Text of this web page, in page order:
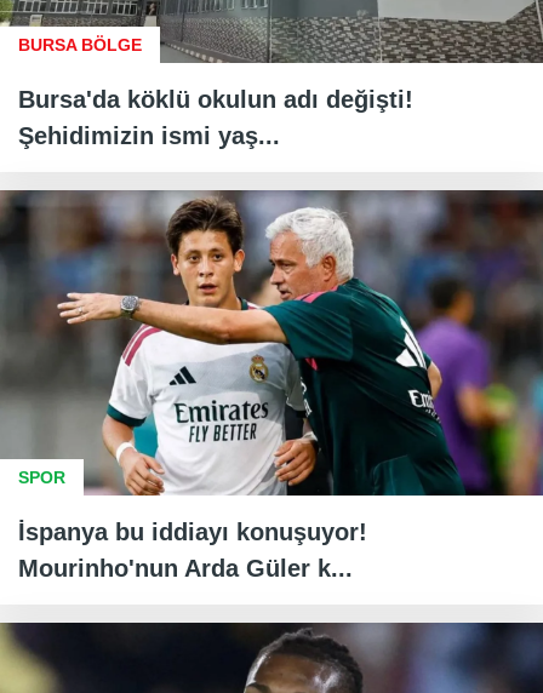
BURSA BÖLGE
Bursa'da köklü okulun adı değişti!
Şehidimizin ismi yaş...
SPOR
İspanya bu iddiayı konuşuyor!
Mourinho'nun Arda Güler k...